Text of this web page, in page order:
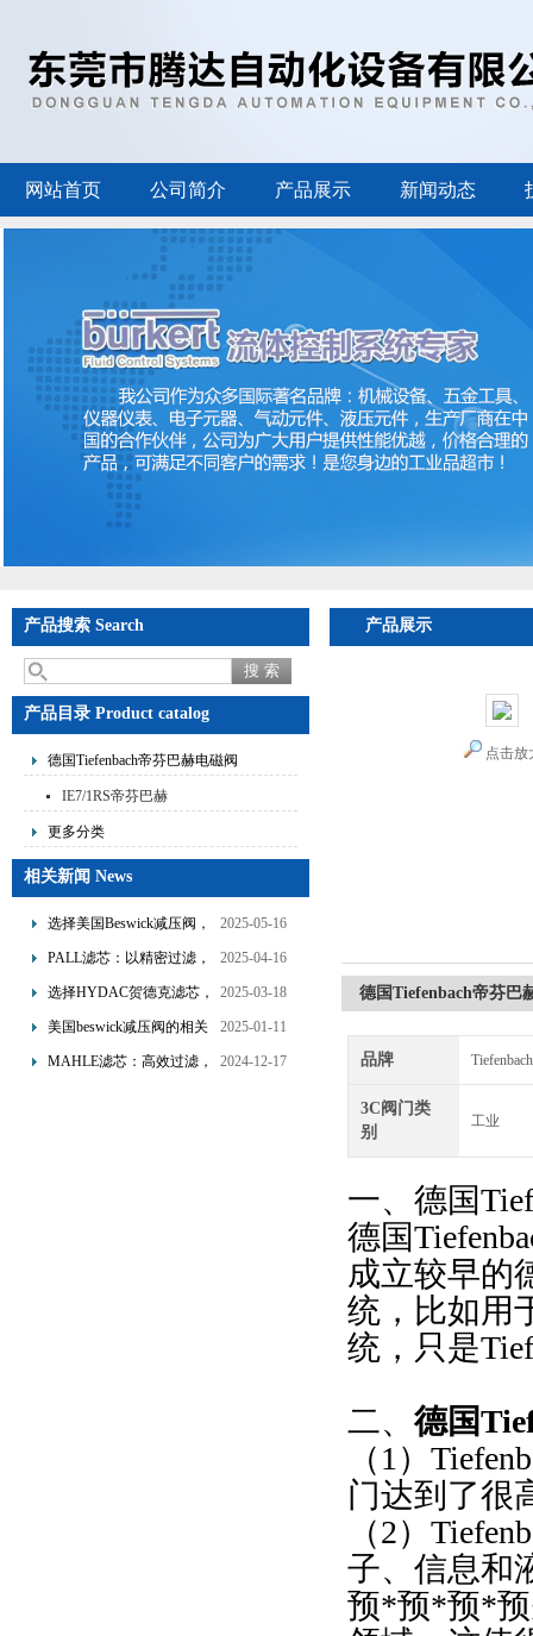
网站首页 公司简介 产品展示 新闻动态
产品搜索 Search
产品目录 Product catalog
德国Tiefenbach帝芬巴赫电磁阀
IE7/1RS帝芬巴赫
更多分类
相关新闻 News
选择美国Beswick减压阀，
提升流体系统效率
2025-05-16
PALL滤芯：以精密过滤，
为工业流体筑起“隐形安全
2025-04-16
选择HYDAC贺德克滤芯，
享受精准过滤与稳定性能
2025-03-18
美国beswick减压阀的相关
知识
2025-01-11
MAHLE滤芯：高效过滤，
2024-12-17
产品展示
点击放
德国Tiefenbach帝芬巴
品牌
3C阀门类
别
工业
一、德国
德国
成立较早的
统，比如用
统，只是
二、 德国
（1）
门达到了很
（2）
子、信息和
预*预*预*预